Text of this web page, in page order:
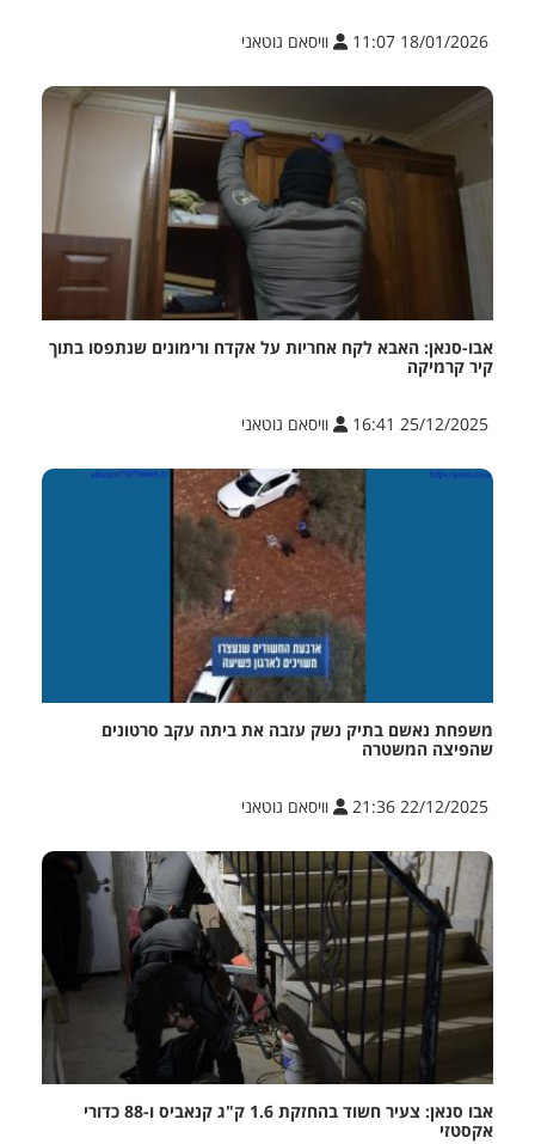
18/01/2026 11:07 וויסאם גוטאני
אבו-סנאן: האבא לקח אחריות על אקדח ורימונים שנתפסו בתוך
קיר קרמיקה
25/12/2025 16:41 וויסאם גוטאני
משפחת נאשם בתיק נשק עזבה את ביתה עקב סרטונים
שהפיצה המשטרה
22/12/2025 21:36 וויסאם גוטאני
אבו סנאן: צעיר חשוד בהחזקת 1.6 ק"ג קנאביס ו-88 כדורי
אקסטזי